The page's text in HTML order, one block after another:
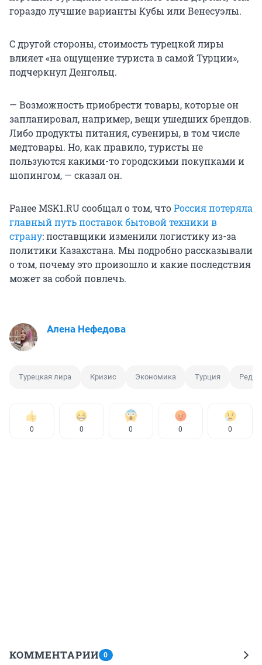
гораздо лучшие варианты Кубы или Венесуэлы.
С другой стороны, стоимость турецкой лиры
влияет «на ощущение туриста в самой Турции»,
подчеркнул Денгольц.
— Возможность приобрести товары, которые он
запланировал, например, вещи ушедших брендов.
Либо продукты питания, сувениры, в том числе
медтовары. Но, как правило, туристы не
пользуются какими-то городскими покупками и
шопингом, — сказал он.
Ранее MSK1.RU сообщал о том, чтоРоссия потеряла
главный путь поставок бытовой техники в
страну: поставщики изменили логистику из-за
политики Казахстана. Мы подробно рассказывали
о том, почему это произошло и какие последствия
может за собой повлечь.
Алена Нефедова
Турецкая лира Кризис Экономика Турция
0 0 0 0 0
КОММЕНТАРИИ 0